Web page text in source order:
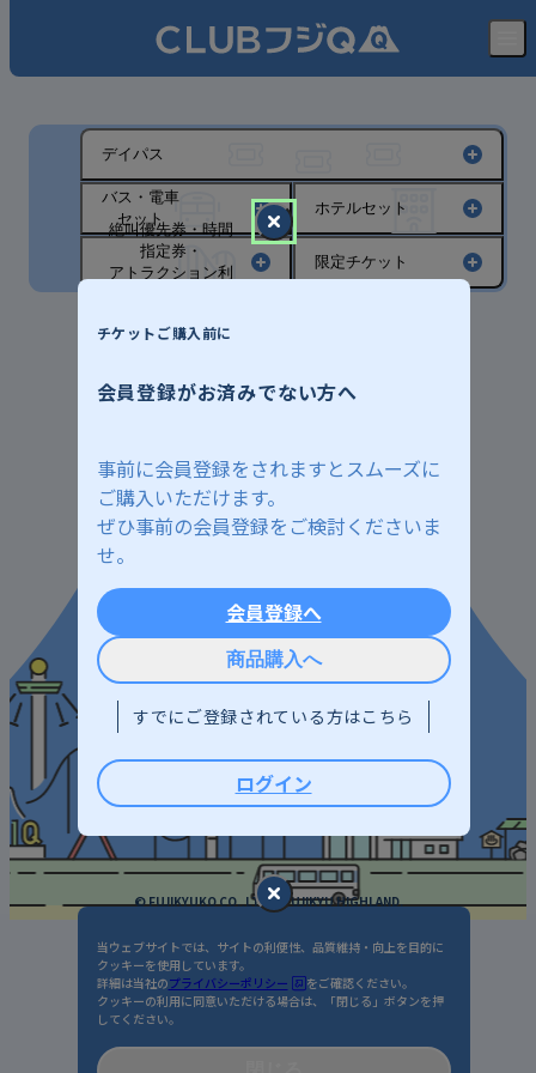
デイパス
バス・電車
セット
ホテルセット
絶叫優先券・時間
指定券・
アトラクション利
限定チケット
標識 / 約款
お問い合わせ
© FUJIKYUKO CO.,LTD.&FUJIKYU HIGHLAND.
当ウェブサイトでは、サイトの利便性、品質維持・向上を目的に
クッキーを使用しています。
詳細は当社のプライバシーポリシー
をご確認ください。
クッキーの利用に同意いただける場合は、「閉じる」ボタンを押
してください。
チケットご購入前に
会員登録がお済みでない方へ
事前に会員登録をされますとスムーズに
ご購入いただけます。
ぜひ事前の会員登録をご検討くださいま
せ。
会員登録へ
商品購入へ
すでにご登録されている方はこちら
ログイン